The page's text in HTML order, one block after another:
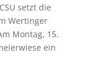
setzt die
Wertinger
Montag, 15.
ein